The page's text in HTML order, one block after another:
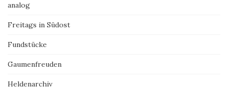
analog
Freitags in Südost
Fundstücke
Gaumenfreuden
Heldenarchiv